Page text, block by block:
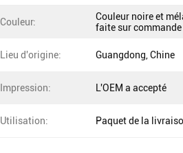
Couleur:
Couleur noire et
faite sur
Lieu d'origine: Guangdong, Chine
Impression: L'OEM a accepté
Utilisation: Paquet de la